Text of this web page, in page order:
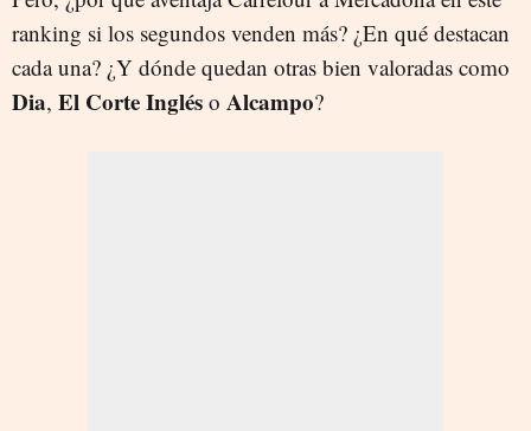
ranking si los segundos venden más? ¿En qué destacan
cada una? ¿Y dónde quedan otras bien valoradas como
Dia, El Corte Inglés o Alcampo?